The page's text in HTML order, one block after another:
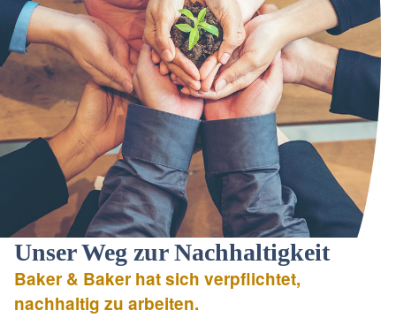
Unser Weg zur Nachhaltigkeit
Baker & Baker hat sich verpflichtet,
nachhaltig zu arbeiten.